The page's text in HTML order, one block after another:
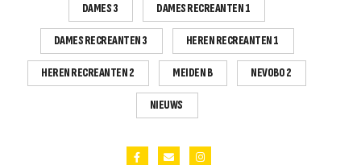
DAMES 3 DAMES RECREANTEN 1
DAMES RECREANTEN 3 HEREN RECREANTEN 1
HEREN RECREANTEN 2 MEIDEN B NEVOBO 2
NIEUWS